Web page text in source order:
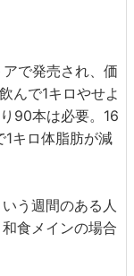
で発売され、価
んで1キロやせよ
90本は必要。16
キロ体脂肪が減
う週間のある人
食メインの場合